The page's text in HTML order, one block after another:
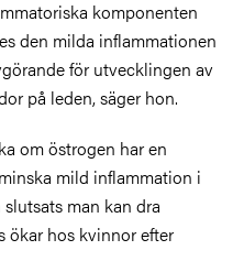
komponenten
den milda inflammationen
för utvecklingen av
på leden, säger hon.
om östrogen har en
mild inflammation i
man kan dra
ökar hos kvinnor efter